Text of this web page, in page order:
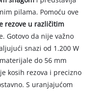
pilama. Pomoću ove
rezove u različitim
Gotovo da nije važno
snazi od 1.200 W
do 56 mm
kosih rezova i precizno
S uranjajućom